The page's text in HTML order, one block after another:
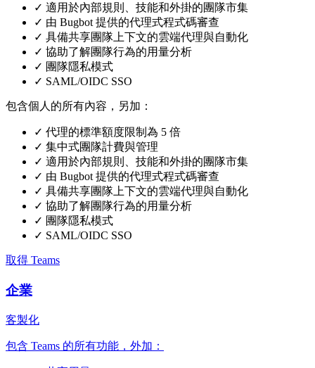
✓ 適用於內部規則、技能和外掛的團隊市集
✓ 由 Bugbot 提供的代理式程式碼審查
✓ 具備共享團隊上下文的雲端代理與自動化
✓ 協助了解團隊行為的用量分析
✓ 團隊隱私模式
✓ SAML/OIDC SSO
包含個人的所有內容，另加：
✓ 代理的標準額度限制為 5 倍
✓ 集中式團隊計費與管理
✓ 適用於內部規則、技能和外掛的團隊市集
✓ 由 Bugbot 提供的代理式程式碼審查
✓ 具備共享團隊上下文的雲端代理與自動化
✓ 協助了解團隊行為的用量分析
✓ 團隊隱私模式
✓ SAML/OIDC SSO
取得 Teams
企業
客製化
包含 Teams 的所有功能，外加：